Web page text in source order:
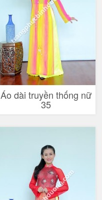
Áo dài truyền thống nữ
35